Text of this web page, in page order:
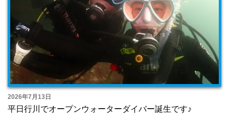
2026年7月13日
平日行川でオープンウォーターダイバー誕生です♪